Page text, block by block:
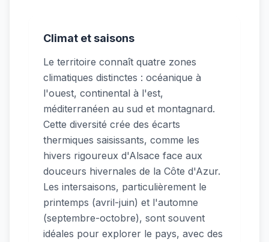
Climat et saisons
Le territoire connaît quatre zones
climatiques distinctes : océanique à
l'ouest, continental à l'est,
méditerranéen au sud et montagnard.
Cette diversité crée des écarts
thermiques saisissants, comme les
hivers rigoureux d'Alsace face aux
douceurs hivernales de la Côte d'Azur.
Les intersaisons, particulièrement le
printemps (avril-juin) et l'automne
(septembre-octobre), sont souvent
idéales pour explorer le pays, avec des